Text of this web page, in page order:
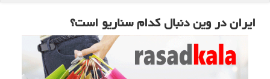
ایران در وین دنبال كدام سناریو است؟